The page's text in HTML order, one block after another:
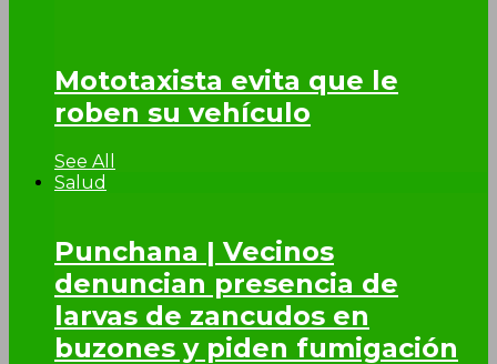
Mototaxista evita que le
roben su vehículo
See All
Salud
Punchana | Vecinos
denuncian presencia de
larvas de zancudos en
buzones y piden fumigación